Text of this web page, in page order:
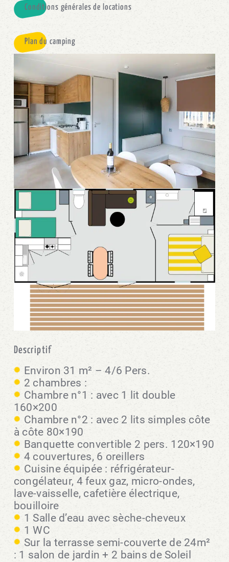
Conditions générales de locations
Plan du camping
Descriptif
Environ 31 m² – 4/6 Pers.
2 chambres :
Chambre n°1 : avec 1 lit double
160×200
Chambre n°2 : avec 2 lits simples côte
à côte 80×190
Banquette convertible 2 pers. 120×190
4 couvertures, 6 oreillers
Cuisine équipée : réfrigérateur-
congélateur, 4 feux gaz, micro-ondes,
lave-vaisselle, cafetière électrique,
bouilloire
1 Salle d’eau avec sèche-cheveux
1 WC
Sur la terrasse semi-couverte de 24m²
: 1 salon de jardin + 2 bains de Soleil